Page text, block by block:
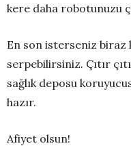
kere daha robotunuzu
En son isterseniz biraz
serpebilirsiniz. Çıtır
sağlık deposu
hazır.
Afiyet olsun!